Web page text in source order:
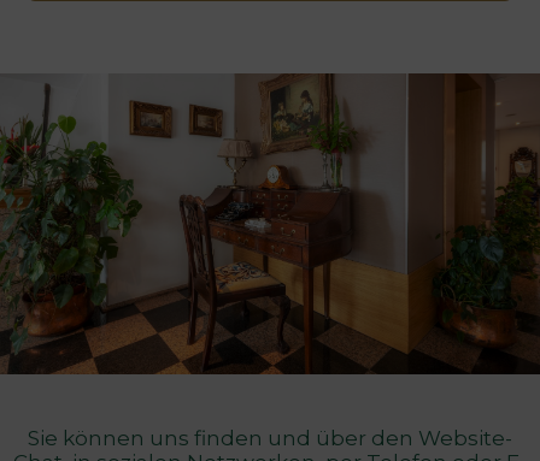
Sie können uns finden und über den Website-